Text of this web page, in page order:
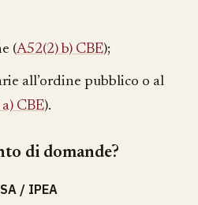
(A52(2) b) CBE);
all’ordine pubblico o al
CBE).
di domande?
/ IPEA